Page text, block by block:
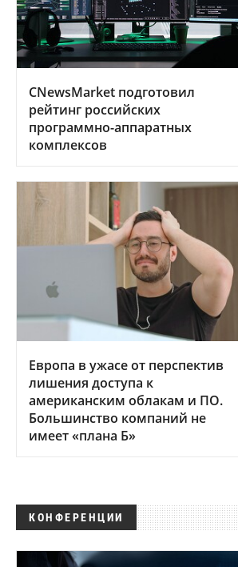
CNewsMarket подготовил
рейтинг российских
программно-аппаратных
комплексов
Европа в ужасе от перспектив
лишения доступа к
американским облакам и ПО.
Большинство компаний не
имеет «плана Б»
КОНФЕРЕНЦИИ